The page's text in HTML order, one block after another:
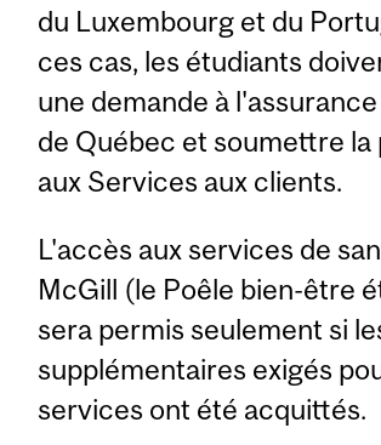
du Luxembourg et du
ces cas, les étudiants
une demande à
de Québec et soumettre la
aux Services aux clients.
L'accès aux services de
McGill (le Poêle bien-être
sera permis seulement si
supplémentaires exigés
services ont été acquittés.